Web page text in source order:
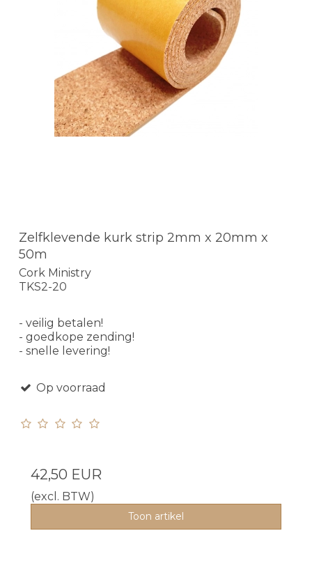
Zelfklevende kurk strip 2mm x 20mm x
50m
Cork Ministry
TKS2-20
- veilig betalen!
- goedkope zending!
- snelle levering!
Op voorraad
42,50 EUR
(excl. BTW)
Toon artikel